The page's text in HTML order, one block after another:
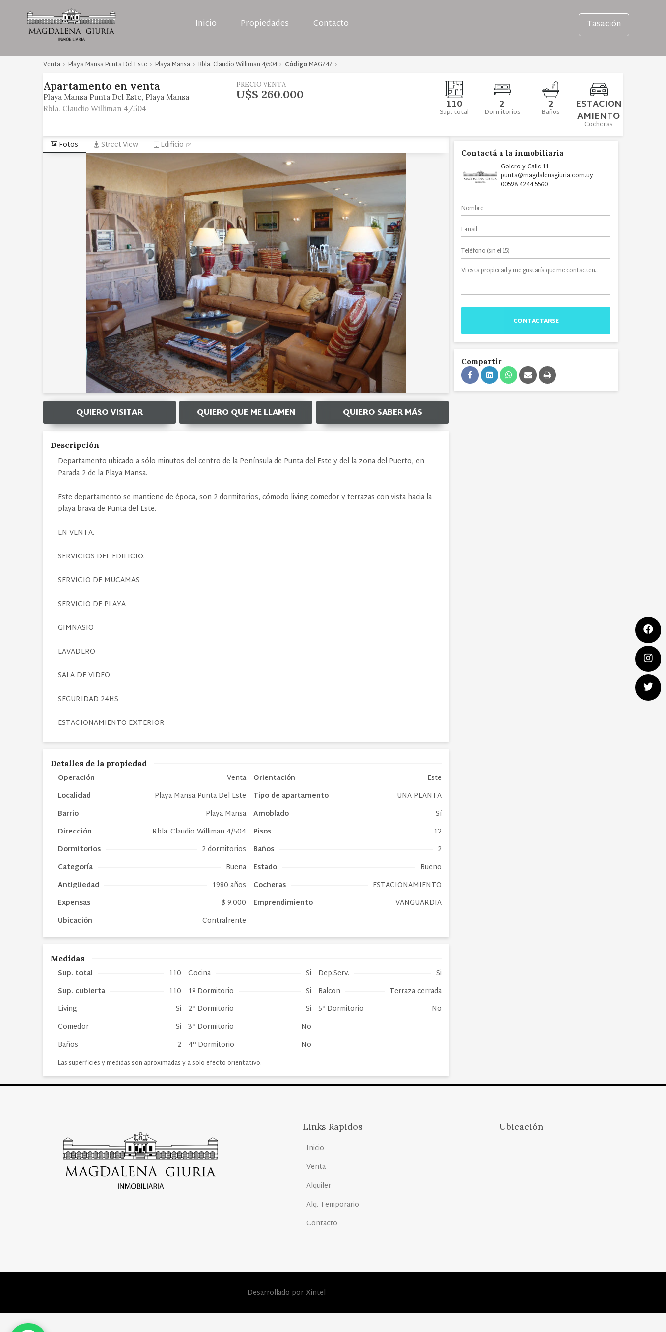
Inicio Propiedades Contacto Tasación
Venta Playa Mansa Punta Del Este Playa Mansa Rbla. Claudio Williman 4/504 CódigoMAG747
Apartamento en venta
Playa Mansa Punta Del Este Playa Mansa
Rbla. Claudio Williman 4/504
PRECIO VENTA
U$S 260.000
110
Sup. total 2
Dormitorios 2
Baños ESTACION
AMIENTO
Cocheras
Fotos Street View Edificio
QUIERO VISITAR QUIERO QUE ME LLAMEN QUIERO SABER MÁS
Descripción
Departamento ubicado a sólo minutos del centro de la Península de Punta del Este y del la zona del Puerto, en
Parada 2 de la Playa Mansa.
Este departamento se mantiene de época, son 2 dormitorios, cómodo living comedor y terrazas con vista hacia la
playa brava de Punta del Este.
EN VENTA.
SERVICIOS DEL EDIFICIO:
SERVICIO DE MUCAMAS
SERVICIO DE PLAYA
GIMNASIO
LAVADERO
SALA DE VIDEO
SEGURIDAD 24HS
ESTACIONAMIENTO EXTERIOR
Detalles de la propiedad
Operación
Venta
Localidad
Playa Mansa Punta Del Este
Barrio
Playa Mansa
Dirección
Rbla. Claudio Williman 4/504
Dormitorios
2 dormitorios
Categoría
Buena
Antigüedad
1980 años
Expensas
$ 9.000
Ubicación
Contrafrente
Orientación
Este
Tipo de apartamento
UNA PLANTA
Amoblado
Sí
Pisos
12
Baños
2
Estado
Bueno
Cocheras
ESTACIONAMIENTO
Emprendimiento
VANGUARDIA
Medidas
Sup. total
110
Sup. cubierta
110
Living
Si
Comedor
Si
Baños
2
Cocina
Si
1º Dormitorio
Si
2º Dormitorio
Si
3º Dormitorio
No
4º Dormitorio
No
Dep.Serv.
Si
Balcon
Terraza cerrada
5º Dormitorio
No
Las superficies y medidas son aproximadas y a solo efecto orientativo.
Contactá a la inmobiliaria
Golero y Calle 11
punta@magdalenagiuria.com.uy
00598 4244 5560
CONTACTARSE
Compartir
Links Rapidos
Inicio
Venta
Alquiler
Alq. Temporario
Contacto
Ubicación
Desarrollado por Xintel